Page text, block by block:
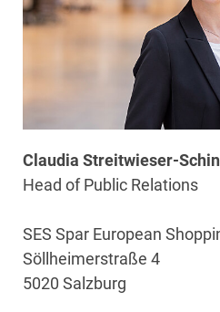
Claudia Streitwieser-
Head of Public Relations
SES Spar European
Söllheimerstraße 4
5020 Salzburg